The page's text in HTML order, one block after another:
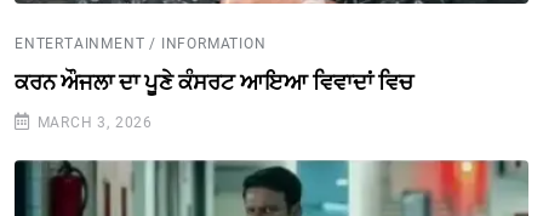
ENTERTAINMENT / INFORMATION
ਕਰਨ ਔਜਲਾ ਦਾ ਪੂਣੇ ਕੰਸਰਟ ਆਇਆ ਵਿਵਾਦਾਂ ਵਿਚ
MARCH 3, 2026